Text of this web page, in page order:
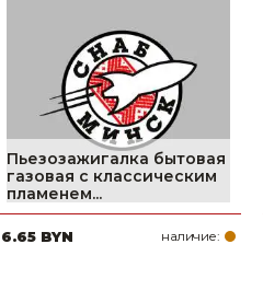
Автоклавы. Дистилляторы
Дистилляторы
Пьезозажигалка бытовая
газовая с классическим
пламенем...
6.65 BYN наличие: